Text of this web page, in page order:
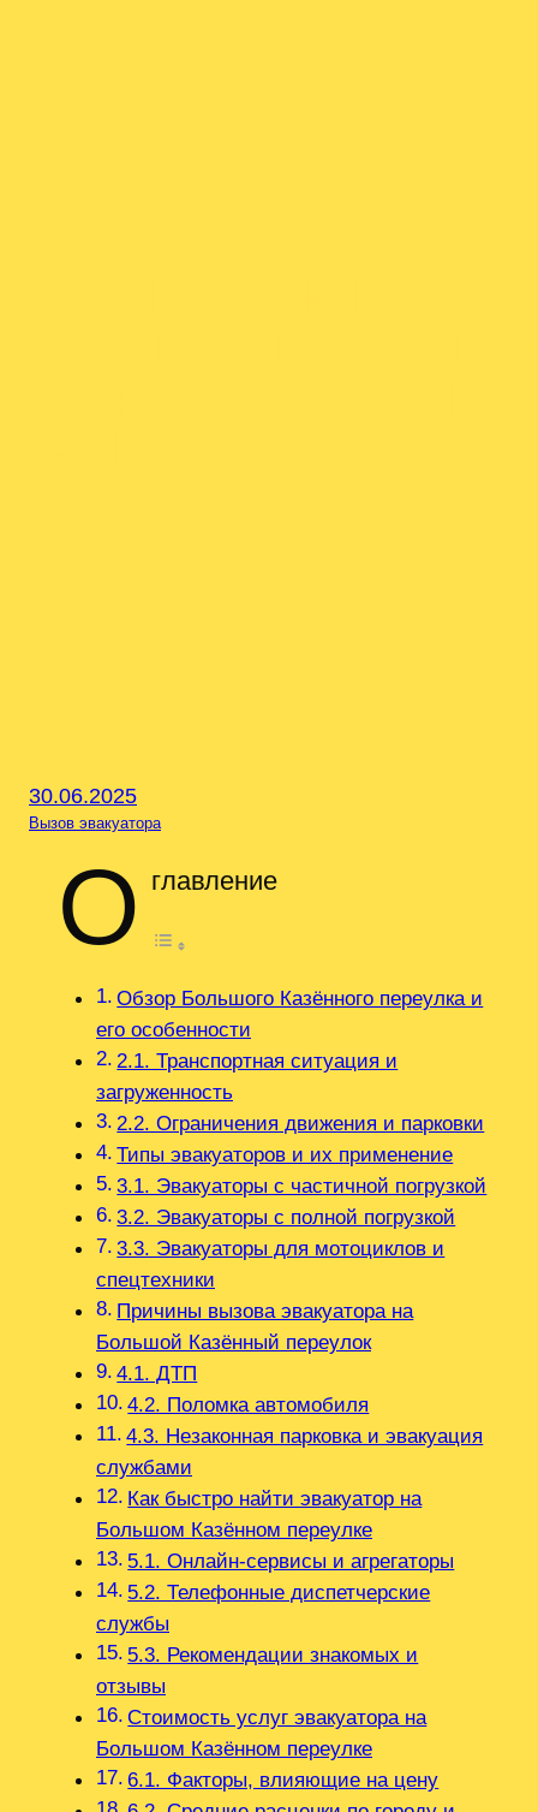
30.06.2025
Вызов эвакуатора
О главление
Обзор Большого Казённого переулка и
его особенности
2.1. Транспортная ситуация и
загруженность
2.2. Ограничения движения и парковки
Типы эвакуаторов и их применение
3.1. Эвакуаторы с частичной погрузкой
3.2. Эвакуаторы с полной погрузкой
3.3. Эвакуаторы для мотоциклов и
спецтехники
Причины вызова эвакуатора на
Большой Казённый переулок
4.1. ДТП
4.2. Поломка автомобиля
4.3. Незаконная парковка и эвакуация
службами
Как быстро найти эвакуатор на
Большом Казённом переулке
5.1. Онлайн-сервисы и агрегаторы
5.2. Телефонные диспетчерские
службы
5.3. Рекомендации знакомых и
отзывы
Стоимость услуг эвакуатора на
Большом Казённом переулке
6.1. Факторы, влияющие на цену